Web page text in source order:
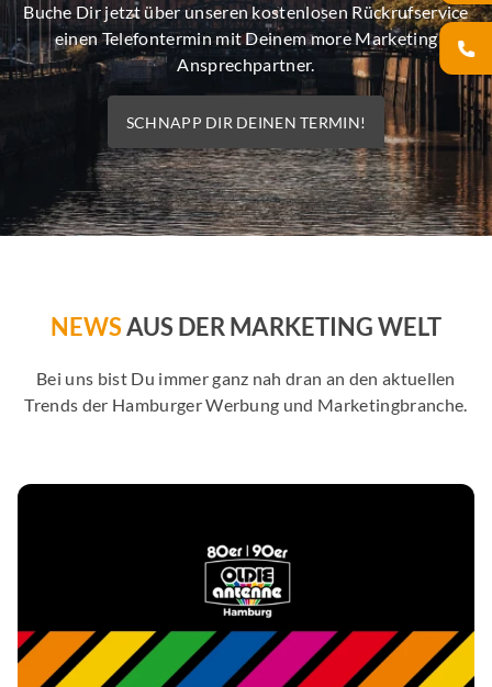
Buche Dir jetzt über unseren kostenlosen Rückrufservice
einen Telefontermin mit Deinem more Marketing
Ansprechpartner.
SCHNAPP DIR DEINEN TERMIN!
NEWSAUS DER MARKETING WELT
Bei uns bist Du immer ganz nah dran an den aktuellen
Trends der Hamburger Werbung und Marketingbranche.